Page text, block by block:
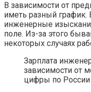
В зависимости от
иметь разный график.
инженерные
поле. Из-за этого
некоторых случаях
Зарплата
зависимости от
цифры по России